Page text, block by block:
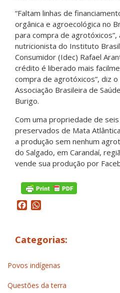
“Faltam linhas de
orgânica e agroecológica no
para compra de
nutricionista do Instituto
Consumidor (Idec) Rafael
crédito é liberado mais
compra de agrotóxicos”, diz
Associação Brasileira de
Burigo.
Com uma propriedade de
preservados de Mata
a produção sem nenhum
do Salgado, em Carandaí,
vende sua produção por
Facebook
Categorias:
Povos indígenas
Questões da terra